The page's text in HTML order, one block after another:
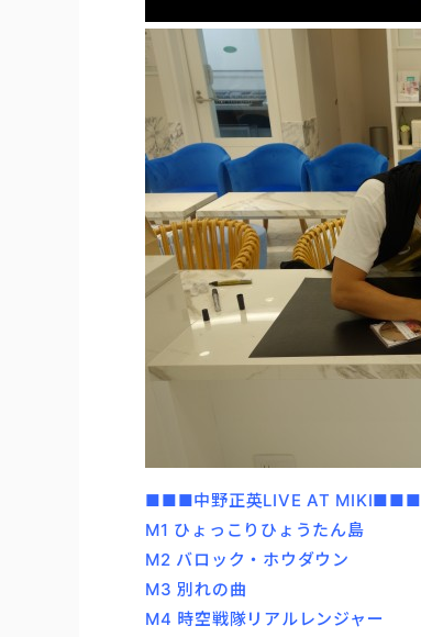
■■■中野正英LIVE AT MIKI■■■
M1 ひょっこりひょうたん島
M2 バロック・ホウダウン
M3 別れの曲
M4 時空戦隊リアルレンジャー